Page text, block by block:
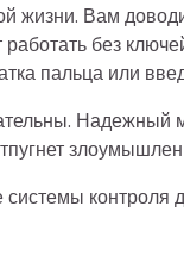
жизни. Вам
без
пальца или
Надежный
контроля